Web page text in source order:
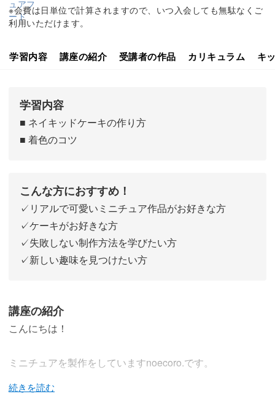
※会費は日単位で計算されますので、いつ入会しても無駄なくご
利用いただけます。
学習内容 講座の紹介 受講者の作品 カリキュラム キ
学習内容
■ ネイキッドケーキの作り方
■ 着色のコツ
こんな方におすすめ！
✓リアルで可愛いミニチュア作品がお好きな方
✓ケーキがお好きな方
✓失敗しない制作方法を学びたい方
✓新しい趣味を見つけたい方
講座の紹介
こんにちは！
ミニチュアを製作をしていますnoecoro.です。